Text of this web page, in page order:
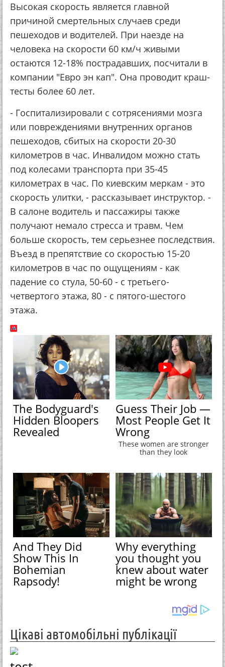
Высокая скорость является главной
причиной смертельных случаев среди
пешеходов и водителей. При наезде на
человека на скорости 60 км/ч живыми
остаются 12-18% пострадавших, посчитали в
компании "Евро эн кап". Она проводит краш-
тесты более 60 лет.
- Госпитализировали с сотрясениями мозга
или повреждениями внутренних органов
пешеходов, сбитых на скорости 20-30
километров в час. Инвалидом можно стать
под колесами транспорта при 35-45
километрах в час. По киевским меркам - это
скорость улитки, - рассказывает инструктор. -
В салоне водитель и пассажиры также
получают немало стресса и травм. Чем
больше скорость, тем серьезнее последствия.
Въезд в препятствие со скоростью 15-20
километров в час по ощущениям - как
падение со стула, 50-60 - с третьего-
четвертого этажа, 80 - с пятого-шестого
этажа.
The Bodyguard's
Hidden Bloopers
Revealed
Guess Their Job —
Most People Get It
Wrong
These women are stronger
than they look
And They Did
Show This In
Bohemian
Rapsody!
Why everything
you thought you
knew about water
might be wrong
Цікаві автомобільні публікації